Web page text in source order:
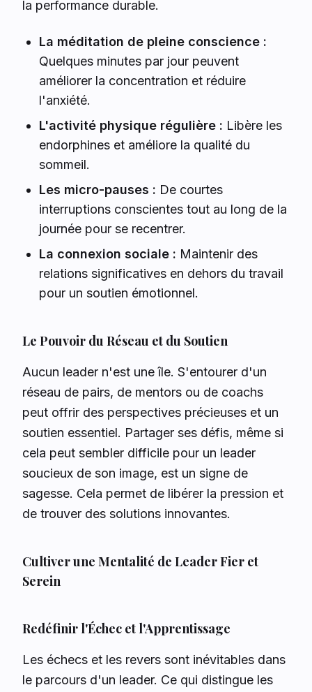
la performance durable.
La méditation de pleine conscience :
Quelques minutes par jour peuvent
améliorer la concentration et réduire
l'anxiété.
L'activité physique régulière : Libère les
endorphines et améliore la qualité du
sommeil.
Les micro-pauses : De courtes
interruptions conscientes tout au long de la
journée pour se recentrer.
La connexion sociale : Maintenir des
relations significatives en dehors du travail
pour un soutien émotionnel.
Le Pouvoir du Réseau et du Soutien
Aucun leader n'est une île. S'entourer d'un
réseau de pairs, de mentors ou de coachs
peut offrir des perspectives précieuses et un
soutien essentiel. Partager ses défis, même si
cela peut sembler difficile pour un leader
soucieux de son image, est un signe de
sagesse. Cela permet de libérer la pression et
de trouver des solutions innovantes.
Cultiver une Mentalité de Leader Fier et
Serein
Redéfinir l'Échec et l'Apprentissage
Les échecs et les revers sont inévitables dans
le parcours d'un leader. Ce qui distingue les